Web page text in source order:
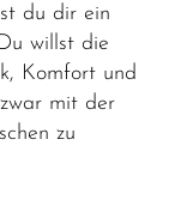
du dir ein
willst die
Komfort und
mit der
zu